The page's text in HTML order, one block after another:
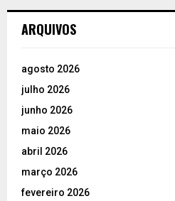
ARQUIVOS
agosto 2026
julho 2026
junho 2026
maio 2026
abril 2026
março 2026
fevereiro 2026